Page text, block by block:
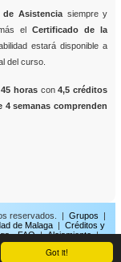
Got it!
de Asistencia siempre y
elCertificado de la
estará disponible a
del curso.
45 horascon4,5 créditos
4 semanas comprenden
reservados. |Grupos
|
de Malaga| Créditos y
- FAQ|Alojamiento|
|Inscripción|Política de